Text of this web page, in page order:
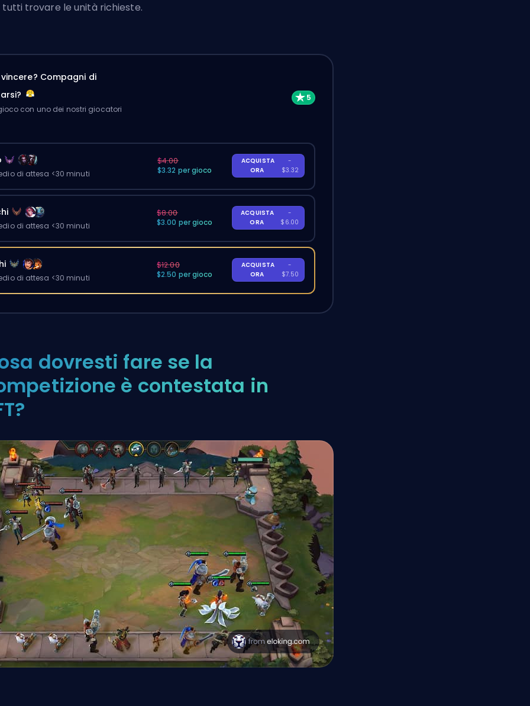
trovare le unità richieste.
Compagni di
con uno dei nostri giocatori
di attesa <30 minuti
$4.00
$3.32 per gioco
ACQUISTA
ORA
-
$3.32
di attesa <30 minuti
$8.00
$3.00 per gioco
ACQUISTA
ORA
-
$6.00
di attesa <30 minuti
$12.00
$2.50 per gioco
ACQUISTA
ORA
-
$7.50
dovresti fare se la
è contestata in